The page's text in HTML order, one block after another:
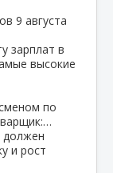
9 августа
зарплат в
высокие
по
должен
и рост